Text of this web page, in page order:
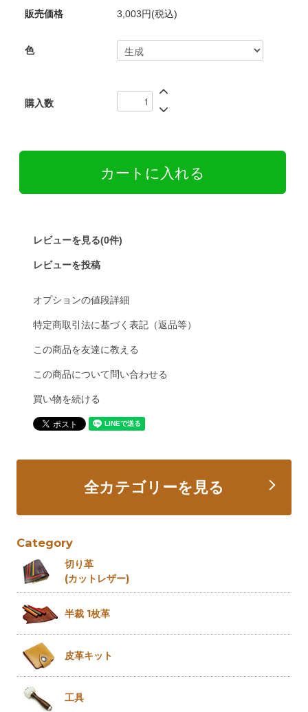
販売価格 3,003円(税込)
色
購入数
レビューを見る(0件)
レビューを投稿
オプションの値段詳細
特定商取引法に基づく表記（返品等）
この商品を友達に教える
この商品について問い合わせる
買い物を続ける
全カテゴリーを見る
Category
切り革
(カットレザー)
半裁 1枚革
皮革キット
工具